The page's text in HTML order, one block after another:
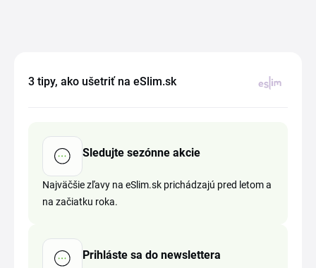
3 tipy, ako ušetriť na eSlim.sk
Sledujte sezónne akcie
Najväčšie zľavy na eSlim.sk prichádzajú pred letom a
na začiatku roka.
Prihláste sa do newslettera